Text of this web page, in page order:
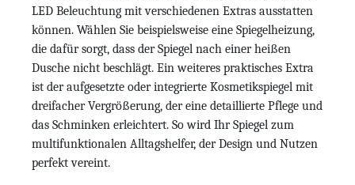
LED Beleuchtung mit verschiedenen Extras ausstatten
können. Wählen Sie beispielsweise eine Spiegelheizung,
die dafür sorgt, dass der Spiegel nach einer heißen
Dusche nicht beschlägt. Ein weiteres praktisches Extra
ist der aufgesetzte oder integrierte Kosmetikspiegel mit
dreifacher Vergrößerung, der eine detaillierte Pflege und
das Schminken erleichtert. So wird Ihr Spiegel zum
multifunktionalen Alltagshelfer, der Design und Nutzen
perfekt vereint.